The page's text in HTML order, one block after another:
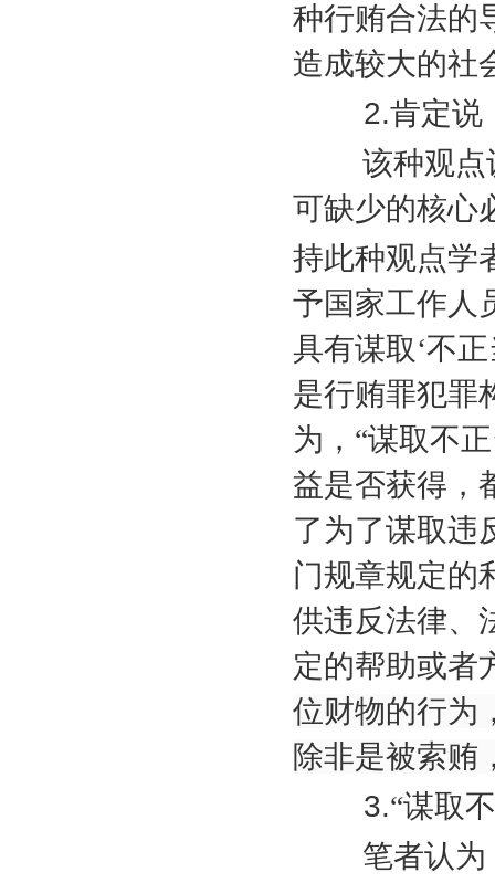
种行贿合法的
造成较大的社
2.肯定说
该种观点认
可缺少的核心
持此种观点学
予国家工作人
具有谋取‘不
是行贿罪犯罪
为，“谋取不
益是否获得，
了为了谋取违
门规章规定的
供违反法律、
定的帮助或者
位财物的行为
除非是被索贿
3.“谋取
笔者认为，